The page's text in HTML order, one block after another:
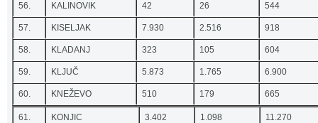
56. KALINOVIK 42 26 544
57. KISELJAK 7.930 2.516 918
58. KLADANJ 323 105 604
59. KLJUČ 5.873 1.765 6.900
60. KNEŽEVO 510 179 665
61. KONJIC 3.402 1.098 11.270